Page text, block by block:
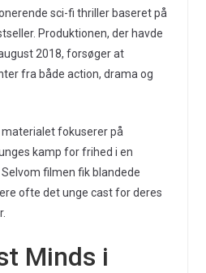
sci-fi thriller baseret på
Produktionen, der havde
2018, forsøger at
fra både action, drama og
materialet fokuserer på
kamp for frihed i en
filmen fik blandede
ofte det unge cast for deres
Minds i